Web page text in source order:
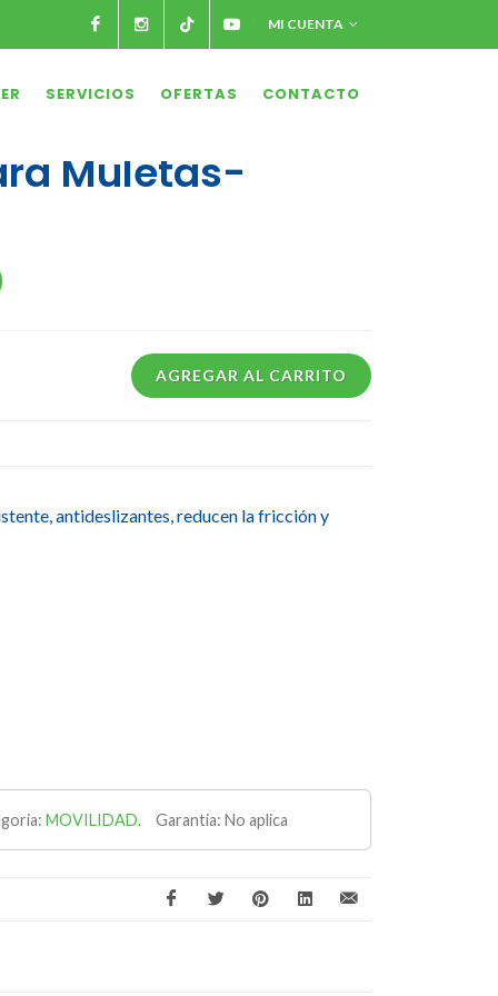
FacebookInstagramTiktok Youtube
MI CUENTA
SERVICIOS OFERTAS CONTACTO
Muletas-
AGREGAR AL CARRITO
antideslizantes, reducen la fricción y
MOVILIDAD. Garantia: No aplica